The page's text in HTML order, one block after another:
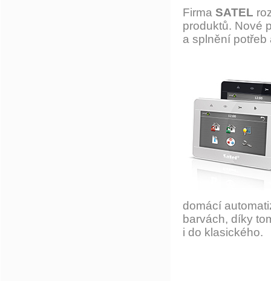
Firma SATEL
produktů. Nové
a splnění
domácí
barvách, díky
i do klasického.